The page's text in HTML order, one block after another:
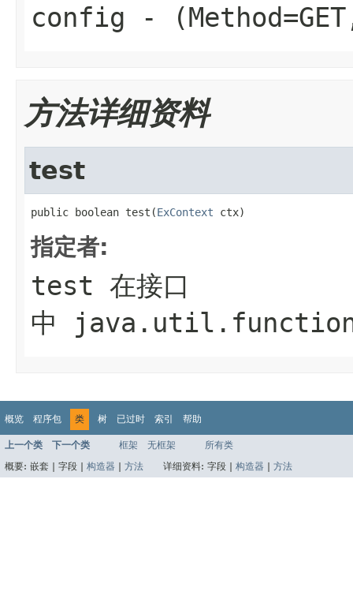
config -
方法详细资料
test
public boolean test(ExContext ctx)
指定者:
test 在接口
中
概览 程序包 类 树 已过时 索引 帮助
上一个类 下一个类 框架 无框架
所有类
概要: 嵌套 | 字段 | 构造器 方法 详细资料: 字段 | 构造器 方法